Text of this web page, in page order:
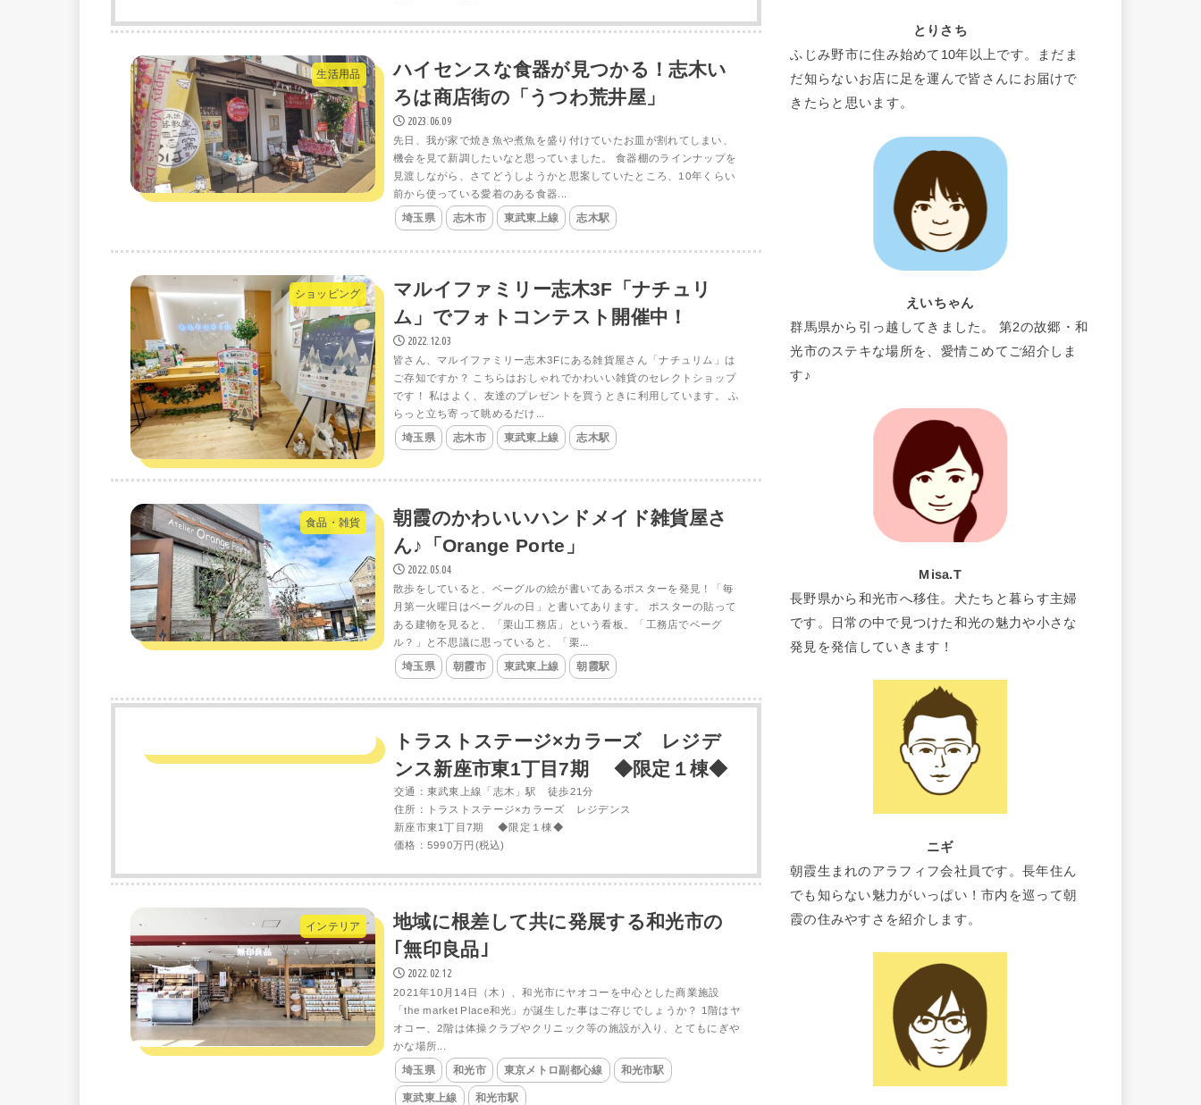
生活用品
ハイセンスな食器が見つかる！志木い
ろは商店街の「うつわ荒井屋」
2023.06.09
先日、我が家で焼き魚や煮魚を盛り付けていたお皿が割れてしまい、
機会を見て新調したいなと思っていました。 食器棚のラインナップを
見渡しながら、さてどうしようかと思案していたところ、10年くらい
前から使っている愛着のある食器...
埼玉県 志木市 東武東上線 志木駅
ショッピング
マルイファミリー志木3F「ナチュリ
ム」でフォトコンテスト開催中！
2022.12.03
皆さん、マルイファミリー志木3Fにある雑貨屋さん「ナチュリム」は
ご存知ですか？ こちらはおしゃれでかわいい雑貨のセレクトショップ
です！ 私はよく、友達のプレゼントを買うときに利用しています。 ふ
らっと立ち寄って眺めるだけ...
埼玉県 志木市 東武東上線 志木駅
食品・雑貨
朝霞のかわいいハンドメイド雑貨屋さ
ん♪「Orange Porte」
2022.05.04
散歩をしていると、ベーグルの絵が書いてあるポスターを発見！「毎
月第一火曜日はベーグルの日」と書いてあります。 ポスターの貼って
ある建物を見ると、「栗山工務店」という看板。「工務店でベーグ
ル？」と不思議に思っていると、「栗...
埼玉県 朝霞市 東武東上線 朝霞駅
トラストステージ×カラーズ レジデ
ンス新座市東1丁目7期 ◆限定１棟◆
交通：東武東上線「志木」駅 徒歩21分
住所：トラストステージ×カラーズ レジデンス
新座市東1丁目7期 ◆限定１棟◆
価格：5990万円(税込)
インテリア
地域に根差して共に発展する和光市の
｢無印良品｣
2022.02.12
2021年10月14日（木）、和光市にヤオコーを中心とした商業施設
「the market Place和光」が誕生した事はご存じでしょうか？ 1階はヤ
オコー、2階は体操クラブやクリニック等の施設が入り、とてもにぎや
かな場所...
埼玉県 和光市 東京メトロ副都心線 和光市駅
東武東上線 和光市駅
とりさち
ふじみ野市に住み始めて10年以上です。まだま
だ知らないお店に足を運んで皆さんにお届けで
きたらと思います。
えいちゃん
群馬県から引っ越してきました。 第2の故郷・和
光市のステキな場所を、愛情こめてご紹介しま
す♪
Misa.T
長野県から和光市へ移住。犬たちと暮らす主婦
です。日常の中で見つけた和光の魅力や小さな
発見を発信していきます！
ニギ
朝霞生まれのアラフィフ会社員です。長年住ん
でも知らない魅力がいっぱい！市内を巡って朝
霞の住みやすさを紹介します。